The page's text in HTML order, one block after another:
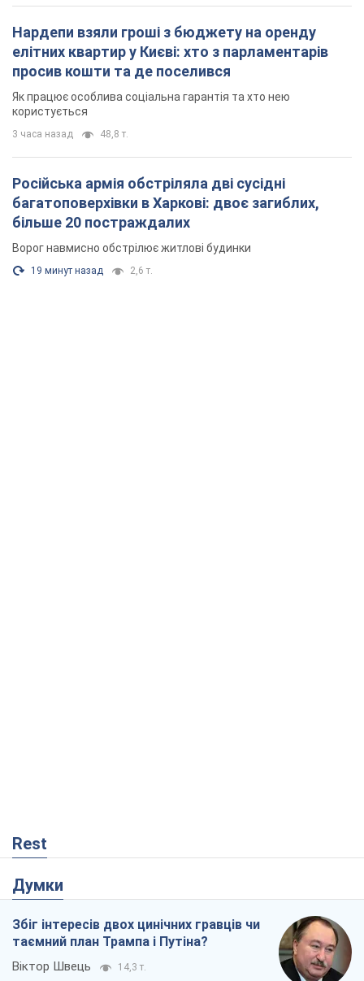
Нардепи взяли гроші з бюджету на оренду
елітних квартир у Києві: хто з парламентарів
просив кошти та де поселився
Як працює особлива соціальна гарантія та хто нею
користується
3 часа назад 48,8 т.
Російська армія обстріляла дві сусідні
багатоповерхівки в Харкові: двоє загиблих,
більше 20 постраждалих
Ворог навмисно обстрілює житлові будинки
19 минут назад 2,6 т.
Rest
Думки
Збіг інтересів двох цинічних гравців чи
таємний план Трампа і Путіна?
Віктор Швець 14,3 т.